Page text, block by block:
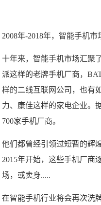
2008年-2018年，智能手机市
十年来，智能手机市场汇聚
派这样的老牌手机厂商，
样的二线互联网公司，也有
力、康佳这样的家电企业。
700家手机厂商。
他们都曾经引领过短暂的辉
2015年开始，这些手机厂商
场，或卖身.....
在智能手机行业将会再次洗